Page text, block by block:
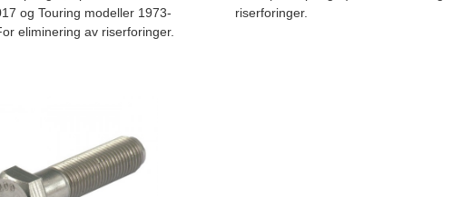
og Touring modeller 1973-
eliminering av riserforinger.
riserforinger.